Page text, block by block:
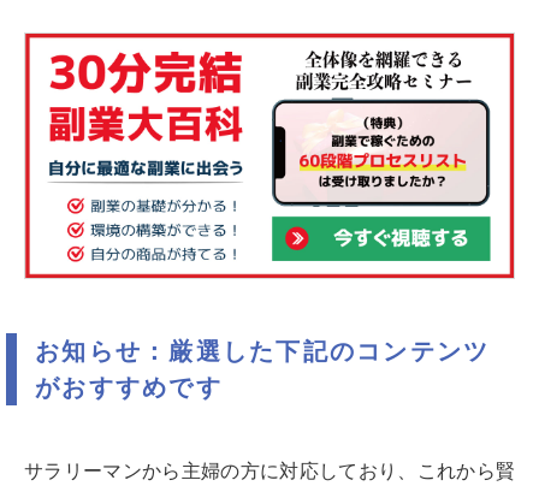
お知らせ：厳選した下記のコンテンツ
がおすすめです
サラリーマンから主婦の方に対応しており、これから賢